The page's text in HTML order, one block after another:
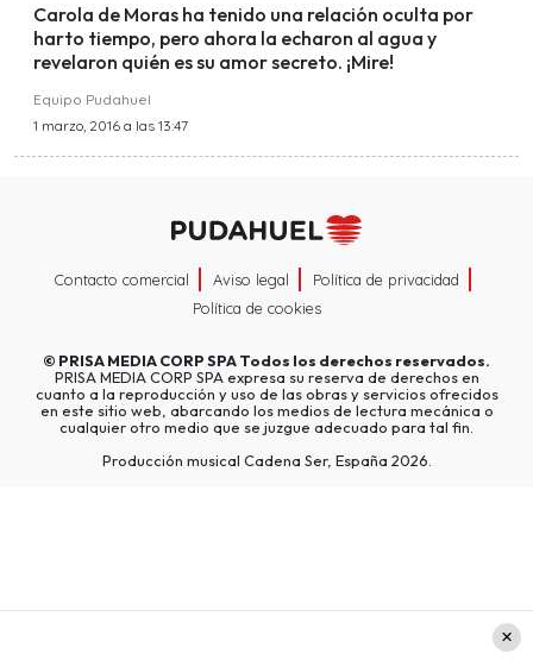
Carola de Moras ha tenido una relación oculta por
harto tiempo, pero ahora la echaron al agua y
revelaron quién es su amor secreto. ¡Mire!
Equipo Pudahuel
1 marzo, 2016 a las 13:47
Contacto comercial Aviso legal
Política de privacidad
Política de cookies
© PRISA MEDIA CORP SPATodos los derechos reservados.
PRISA MEDIA CORP SPA expresa su reserva de derechos en
cuanto a la reproducción y uso de las obras y servicios ofrecidos
en este sitio web, abarcando los medios de lectura mecánica o
cualquier otro medio que se juzgue adecuado para tal fin.
Producción musical Cadena Ser, España 2026.